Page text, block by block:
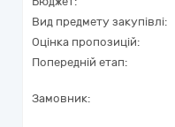
Вид предмету закупівлі:
Оцінка пропозицій:
Попередній етап:
Замовник: